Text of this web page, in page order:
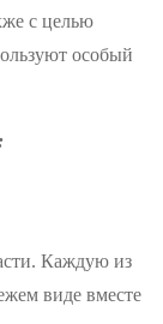
с целью
особый
Каждую из
виде вместе